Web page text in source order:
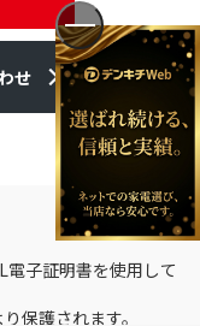
単4形兼用
せ
電子証明書を使用して
保護されます。